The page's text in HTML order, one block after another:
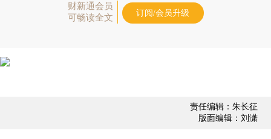
财新通会员
可畅读全文
订阅/会员升级
责任编辑：朱长征
版面编辑：刘潇